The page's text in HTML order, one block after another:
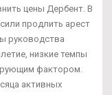
цены Дербент. В
продлить арест
руководства
низкие темпы
фактором.
активных